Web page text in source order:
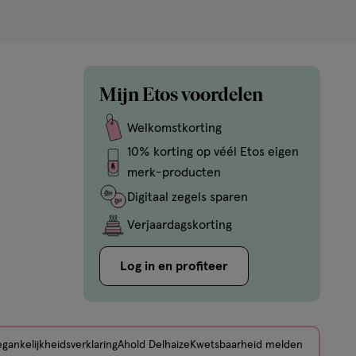
Mijn Etos voordelen
Welkomstkorting
10% korting op véél Etos eigen
merk-producten
Digitaal zegels sparen
Verjaardagskorting
Log in en profiteer
Ahold Delhaize Kwetsbaarheid melden